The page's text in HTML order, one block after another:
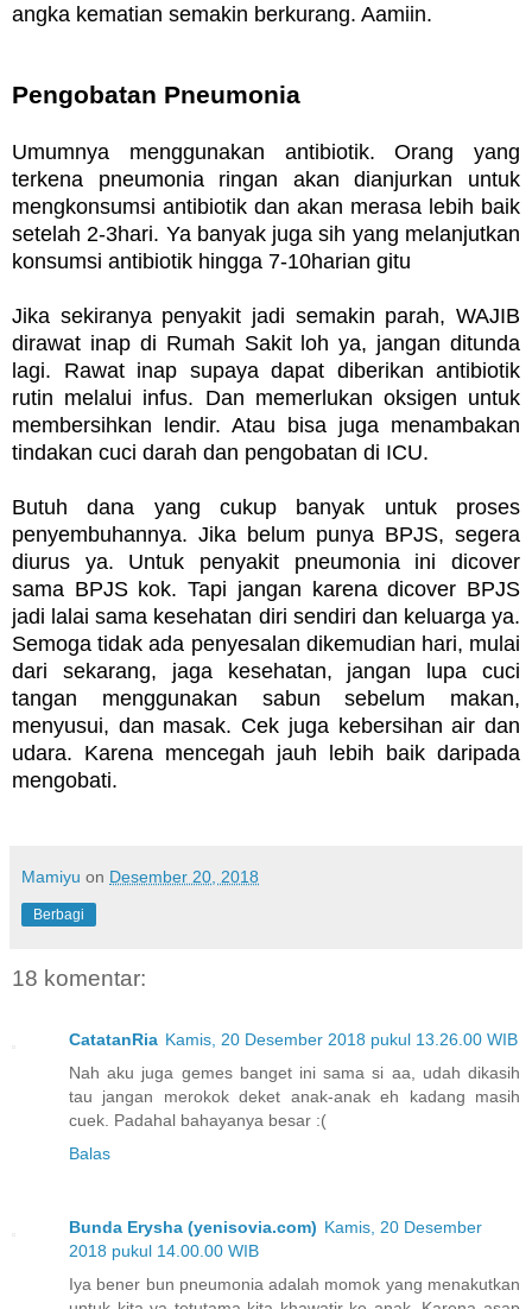
angka kematian semakin berkurang. Aamiin.
Pengobatan Pneumonia
Umumnya menggunakan antibiotik. Orang yang
terkena pneumonia ringan akan dianjurkan untuk
mengkonsumsi antibiotik dan akan merasa lebih baik
setelah 2-3hari. Ya banyak juga sih yang melanjutkan
konsumsi antibiotik hingga 7-10harian gitu
Jika sekiranya penyakit jadi semakin parah, WAJIB
dirawat inap di Rumah Sakit loh ya, jangan ditunda
lagi. Rawat inap supaya dapat diberikan antibiotik
rutin melalui infus. Dan memerlukan oksigen untuk
membersihkan lendir. Atau bisa juga menambakan
tindakan cuci darah dan pengobatan di ICU.
Butuh dana yang cukup banyak untuk proses
penyembuhannya. Jika belum punya BPJS, segera
diurus ya. Untuk penyakit pneumonia ini dicover
sama BPJS kok. Tapi jangan karena dicover BPJS
jadi lalai sama kesehatan diri sendiri dan keluarga ya.
Semoga tidak ada penyesalan dikemudian hari, mulai
dari sekarang, jaga kesehatan, jangan lupa cuci
tangan menggunakan sabun sebelum makan,
menyusui, dan masak. Cek juga kebersihan air dan
udara. Karena mencegah jauh lebih baik daripada
mengobati.
Mamiyu on Desember 20, 2018
Berbagi
18 komentar:
CatatanRia Kamis, 20 Desember 2018 pukul 13.26.00 WIB
Nah aku juga gemes banget ini sama si aa, udah dikasih
tau jangan merokok deket anak-anak eh kadang masih
cuek. Padahal bahayanya besar :(
Balas
Bunda Erysha (yenisovia.com) Kamis, 20 Desember
2018 pukul 14.00.00 WIB
Iya bener bun pneumonia adalah momok yang menakutkan